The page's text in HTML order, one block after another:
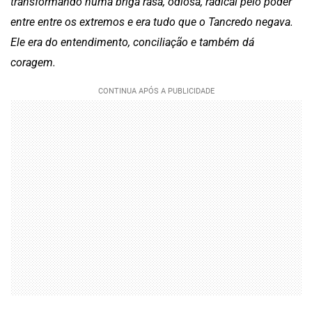
entre entre os extremos e era tudo que o Tancredo negava.
Ele era do entendimento, conciliação e também dá
coragem.